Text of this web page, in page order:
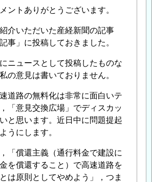
ントありがとうございます。
介いただいた産経新聞の記事
事」に投稿しておきました。
ニュースとして投稿したものな
の意見は書いておりません。
道路の無料化は非常に面白いテ
「意見交換広場」でディスカッ
と思います。近日中に問題提起
うにします。
「償還主義（通行料金で建設に
を償還すること）で高速道路を
は原則としてやめよう」，つま